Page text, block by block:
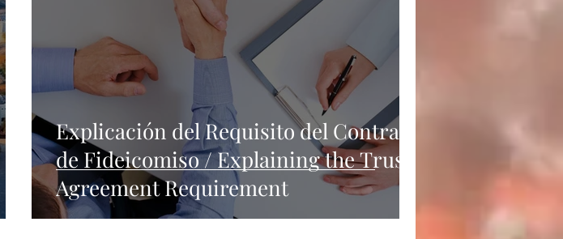
Explicación del Requisito del Contrato
de Fideicomiso / Explaining the Trust
Agreement Requirement